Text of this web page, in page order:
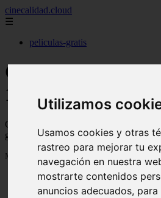
Utilizamos
Usamos cookies y otras
rastreo para mejorar tu
navegación en nuestra
mostrarte contenidos
anuncios adecuados, para
cinecalidad.cloud
☰
peliculas-gratis
Cine de Calidad
11
Cine de calidad con películas antiguas o
gratis y legalmente en Youtube o
Mostrando 241 - 264 de 1843 artículos